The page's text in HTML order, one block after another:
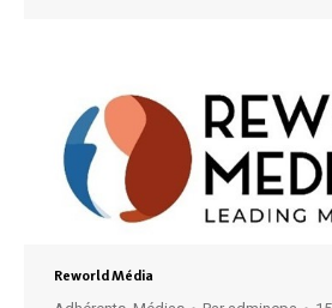
Reworld Média